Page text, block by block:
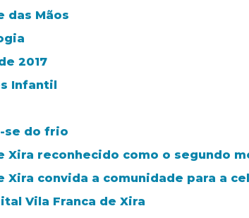
das Mãos
2017
Infantil
se do frio
Xira reconhecido como o segundo
Xira convida a comunidade para a
Vila Franca de Xira